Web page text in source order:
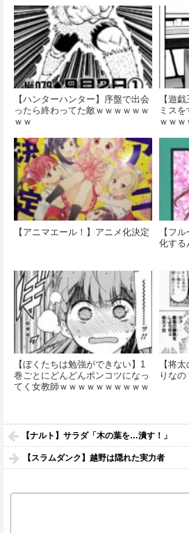
【ハンターハンター】序盤で出会
ったら終わってた敵ｗｗｗｗｗｗ
ｗｗ
【遊
ミス
ｗｗｗ
【アニマエール！】アニメ化決定
【フ
化する
【ぼくたちは勉強ができない】1
巻ごとにどんどんポンコツになっ
てく女教師ｗｗｗｗｗｗｗｗｗｗ
【将
りなの
【ナルト】サラダ「木の葉を…潰す！」
【スラムダンク】越野は隠れた実力者